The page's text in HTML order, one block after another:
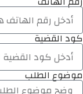
كود القضية
موضوع الطلب